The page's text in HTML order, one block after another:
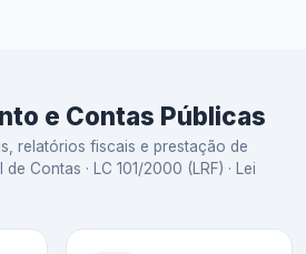
e Contas Públicas
relatórios fiscais e prestação de
Contas · LC 101/2000 (LRF) · Lei